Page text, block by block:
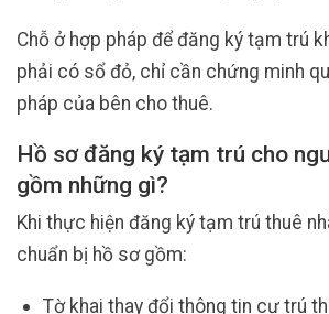
Chỗ ở hợp pháp để đăng ký tạm trú
phải có sổ đỏ, chỉ cần chứng minh
pháp của bên cho thuê.
Hồ sơ đăng ký tạm trú cho
gồm những gì?
Khi thực hiện đăng ký tạm trú thuê
chuẩn bị hồ sơ gồm:
Tờ khai thay đổi thông tin cư trú